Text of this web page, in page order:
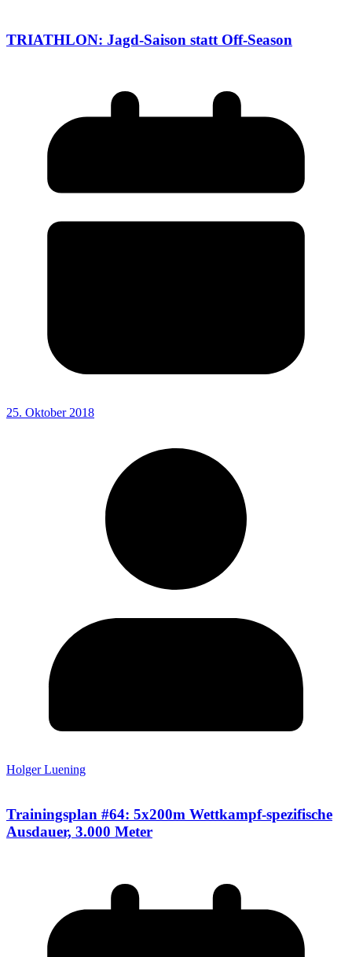
TRIATHLON: Jagd-Saison statt Off-Season
25. Oktober 2018
Holger Luening
Trainingsplan #64: 5x200m Wettkampf-spezifische
Ausdauer, 3.000 Meter